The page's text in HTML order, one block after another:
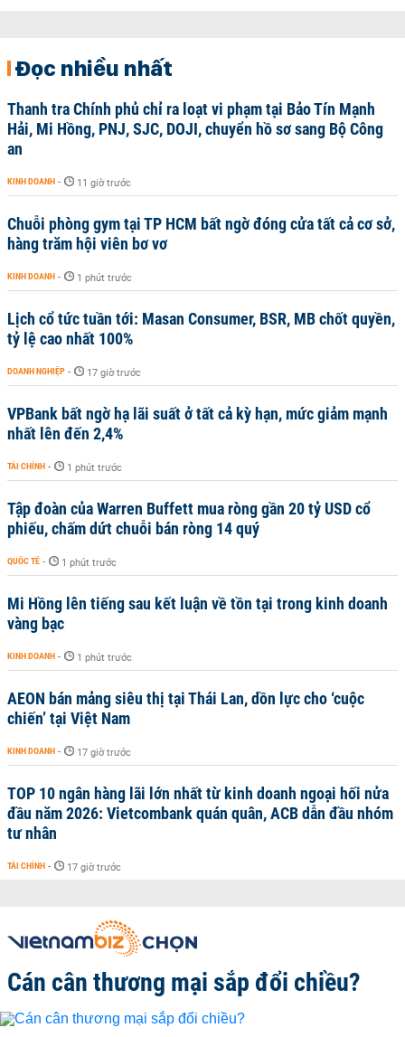
Đọc nhiều nhất
Thanh tra Chính phủ chỉ ra loạt vi phạm tại Bảo Tín Mạnh
Hải, Mi Hồng, PNJ, SJC, DOJI, chuyển hồ sơ sang Bộ Công
an
KINH DOANH - 11 giờ trước
Chuỗi phòng gym tại TP HCM bất ngờ đóng cửa tất cả cơ sở,
hàng trăm hội viên bơ vơ
KINH DOANH - 1 phút trước
Lịch cổ tức tuần tới: Masan Consumer, BSR, MB chốt quyền,
tỷ lệ cao nhất 100%
DOANH NGHIỆP - 17 giờ trước
VPBank bất ngờ hạ lãi suất ở tất cả kỳ hạn, mức giảm mạnh
nhất lên đến 2,4%
TÀI CHÍNH - 1 phút trước
Tập đoàn của Warren Buffett mua ròng gần 20 tỷ USD cổ
phiếu, chấm dứt chuỗi bán ròng 14 quý
QUỐC TẾ - 1 phút trước
Mi Hồng lên tiếng sau kết luận về tồn tại trong kinh doanh
vàng bạc
KINH DOANH - 1 phút trước
AEON bán mảng siêu thị tại Thái Lan, dồn lực cho ‘cuộc
chiến’ tại Việt Nam
KINH DOANH - 17 giờ trước
TOP 10 ngân hàng lãi lớn nhất từ kinh doanh ngoại hối nửa
đầu năm 2026: Vietcombank quán quân, ACB dẫn đầu nhóm
tư nhân
TÀI CHÍNH - 17 giờ trước
Cán cân thương mại sắp đổi chiều?